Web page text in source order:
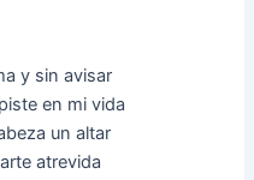
y sin avisar
en mi vida
un altar
atrevida